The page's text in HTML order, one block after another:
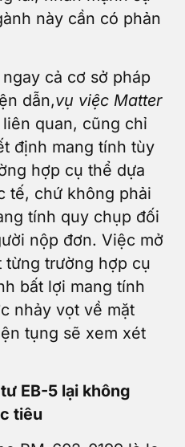
này cần có phản
cả cơ sở pháp
dẫn,vụ việc Matter
quan, cũng chỉ
định mang tính tùy
hợp cụ thể dựa
tế, chứ không phải
tính quy chụp đối
nộp đơn. Việc mở
từng trường hợp cụ
bất lợi mang tính
nhảy vọt về mặt
tụng sẽ xem xét
EB-5 lại không
tiêu